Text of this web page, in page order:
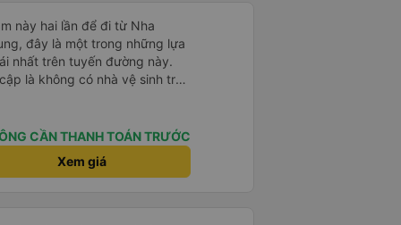
này hai lần để đi từ Nha
đây là một trong những lựa
nhất trên tuyến đường này.
là không có nhà vệ sinh trên
trên một hành trình dài
Chuyến đi gần đây nhất của tôi
bị chậm khoảng một tiếng,
cho tôi, nên tôi không
CẦN THANH TOÁN TRƯỚC
Xem giá